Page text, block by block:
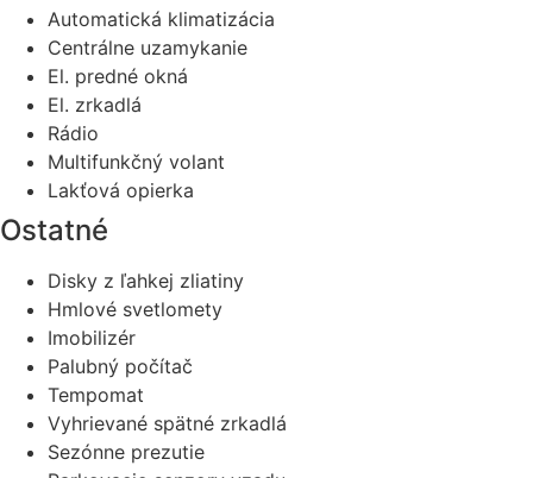
Automatická klimatizácia
Centrálne uzamykanie
El. predné okná
El. zrkadlá
Rádio
Multifunkčný volant
Lakťová opierka
Ostatné
Disky z ľahkej zliatiny
Hmlové svetlomety
Imobilizér
Palubný počítač
Tempomat
Vyhrievané spätné zrkadlá
Sezónne prezutie